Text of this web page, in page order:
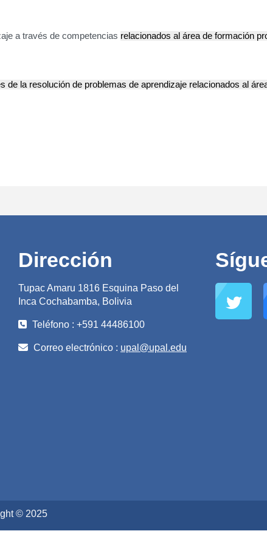
a través de competencias relacionados al área de formación
la resolución de problemas de aprendizaje relacionados al
Dirección
Tupac Amaru 1816 Esquina Paso del
Inca Cochabamba, Bolivia
Teléfono : +591 44486100
Correo electrónico : upal@upal.edu
© 2025